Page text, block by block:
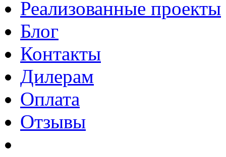
Реализованные проекты
Блог
Контакты
Дилерам
Оплата
Отзывы